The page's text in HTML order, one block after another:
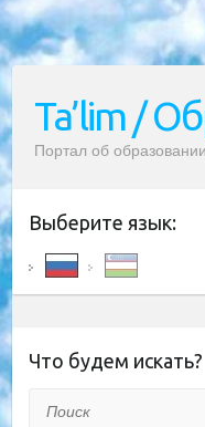
Ta’lim /
Портал об
Выберите язык:
Что будем искать?